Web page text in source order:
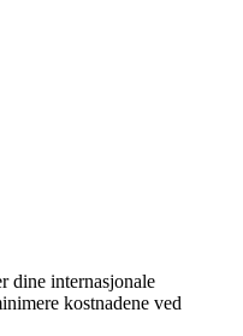
dine internasjonale
kostnadene ved